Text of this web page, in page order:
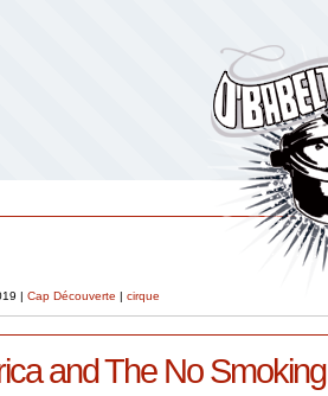
| Cap Découverte | cirque
and The No Smoking